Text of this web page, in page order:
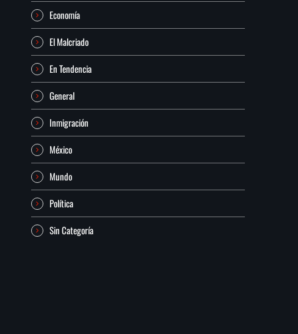
Economía
El Malcriado
En Tendencia
General
Inmigración
México
Mundo
Política
Sin Categoría